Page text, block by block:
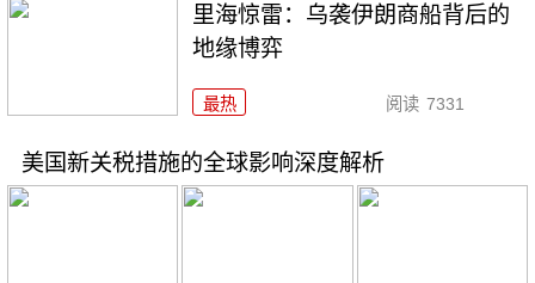
里海惊雷：乌袭伊朗商船背后的
地缘博弈
最热 阅读 7331
美国新关税措施的全球影响深度解析